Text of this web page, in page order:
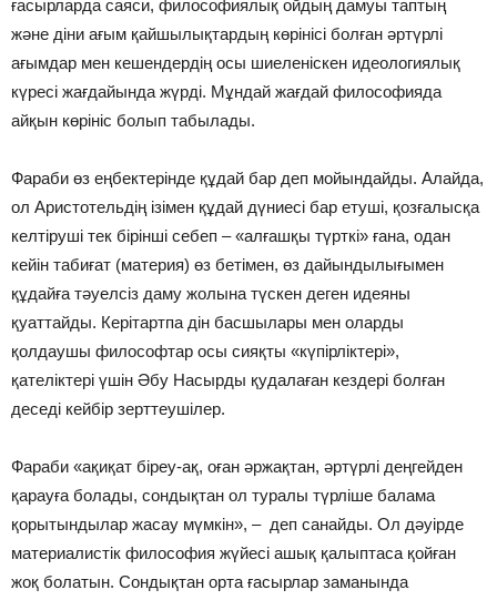
ғасырларда саяси, философиялық ойдың дамуы таптың
және діни ағым қайшылықтардың көрінісі болған әртүрлі
ағымдар мен кешендердің осы шиеленіскен идеологиялық
күресі жағдайында жүрді. Мұндай жағдай философияда
айқын көрініс болып табылады.
Фараби өз еңбектерінде құдай бар деп мойындайды. Алайда,
ол Аристотельдің ізімен құдай дүниесі бар етуші, қозғалысқа
келтіруші тек бірінші себеп – «алғашқы түрткі» ғана, одан
кейін табиғат (материя) өз бетімен, өз дайындылығымен
құдайға тәуелсіз даму жолына түскен деген идеяны
қуаттайды. Керітартпа дін басшылары мен оларды
қолдаушы философтар осы сияқты «күпірліктері»,
қателіктері үшін Әбу Насырды қудалаған кездері болған
деседі кейбір зерттеушілер.
Фараби «ақиқат біреу-ақ, оған әржақтан, әртүрлі деңгейден
қарауға болады, сондықтан ол туралы түрліше балама
қорытындылар жасау мүмкін», – деп санайды. Ол дәуірде
материалистік философия жүйесі ашық қалыптаса қойған
жоқ болатын. Сондықтан орта ғасырлар заманында